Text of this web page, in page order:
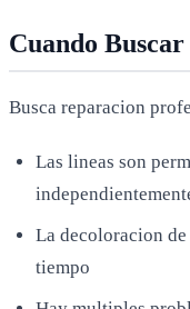
Cuando
Busca reparacion
Las lineas son
La decoloracion
tiempo